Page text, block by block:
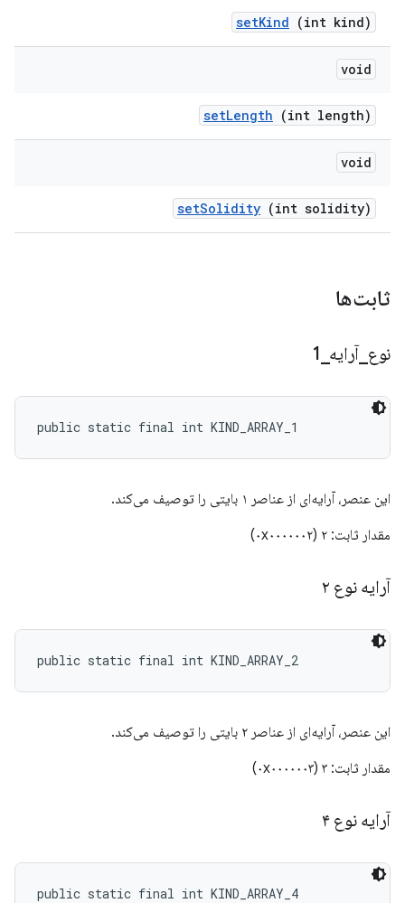
setKind (int kind)
void
setLength (int length)
void
setSolidity (int solidity)
ثابت‌ها
نوع آرایه 1
public static final int KIND_ARRAY_1
این عنصر، آرایه‌ای از عناصر ۱ بایتی را توصیف می‌کند.
مقدار ثابت: ۲ (۰x۰۰۰۰۰۰۲)
آرایه نوع ۲
public static final int KIND_ARRAY_2
این عنصر، آرایه‌ای از عناصر ۲ بایتی را توصیف می‌کند.
مقدار ثابت: ۳ (۰x۰۰۰۰۰۰۳)
آرایه نوع ۴
public static final int KIND_ARRAY_4